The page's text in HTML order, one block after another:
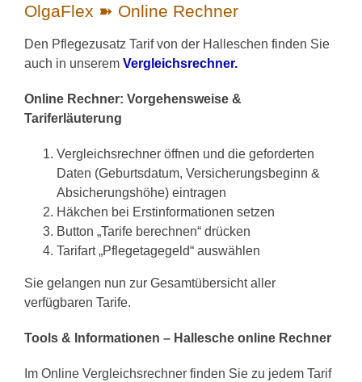
OlgaFlex ➽ Online Rechner
Den Pflegezusatz Tarif von der Halleschen finden Sie
auch in unserem Vergleichsrechner.
Online Rechner: Vorgehensweise &
Tariferläuterung
Vergleichsrechner öffnen und die geforderten
Daten (Geburtsdatum, Versicherungsbeginn &
Absicherungshöhe) eintragen
Häkchen bei Erstinformationen setzen
Button „Tarife berechnen“ drücken
Tarifart „Pflegetagegeld“ auswählen
Sie gelangen nun zur Gesamtübersicht aller
verfügbaren Tarife.
Tools & Informationen – Hallesche online Rechner
Im Online Vergleichsrechner finden Sie zu jedem Tarif